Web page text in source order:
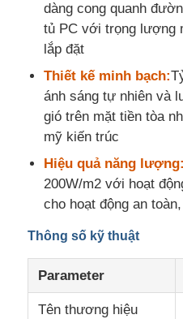
Màn hình hiển thị trong
dàng cong quanh
tủ PC với trọng lượng
lắp đặt
Thiết kế minh bạch:
ánh sáng tự nhiên và
gió trên mặt tiền tòa
mỹ kiến trúc
Hiệu quả năng
200W/m2 với hoạt
cho hoạt động an
Thông số kỹ thuật
Parameter
Tên thương hiệu